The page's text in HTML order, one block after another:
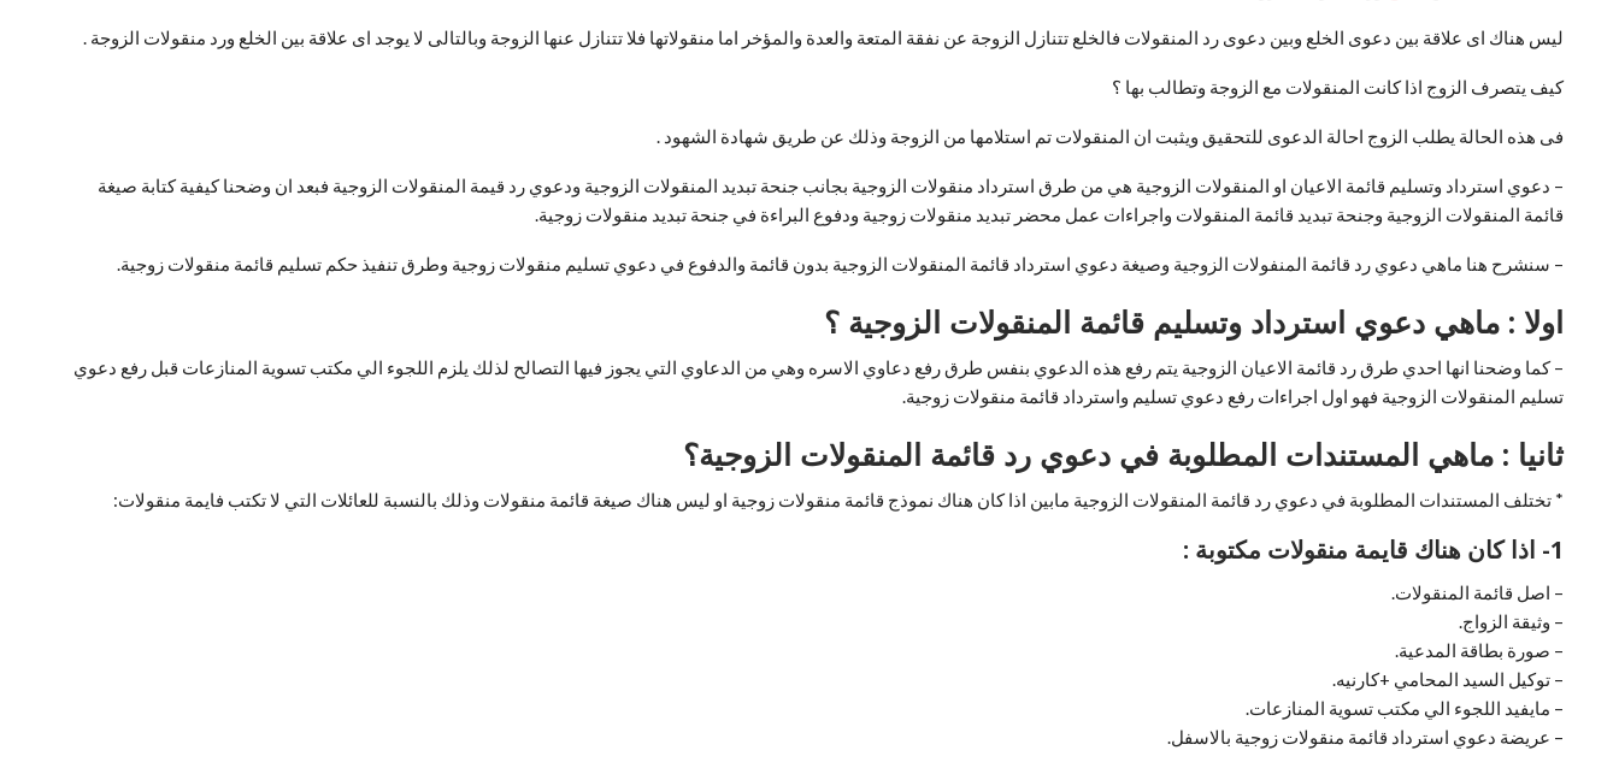
ليس هناك اى علاقة بين دعوى الخلع وبين دعوى رد المنقولات فالخلع تتنازل الزوجة عن نفقة المتعة والعدة والمؤخر اما منقولاتها فلا تتنازل عنها الزوجة وبالتالى لا يوجد اى علاقة بين الخلع ورد منقولات الزوجة .
كيف يتصرف الزوج اذا كانت المنقولات مع الزوجة وتطالب بها ؟
فى هذه الحالة يطلب الزوج احالة الدعوى للتحقيق ويثبت ان المنقولات تم استلامها من الزوجة وذلك عن طريق شهادة الشهود .
– دعوي استرداد وتسليم قائمة الاعيان او المنقولات الزوجية هي من طرق استرداد منقولات الزوجية بجانب جنحة تبديد المنقولات الزوجية ودعوي رد قيمة المنقولات الزوجية فبعد ان وضحنا كيفية كتابة صيغة
قائمة المنقولات الزوجية وجنحة تبديد قائمة المنقولات واجراءات عمل محضر تبديد منقولات زوجية ودفوع البراءة في جنحة تبديد منقولات زوجية.
– سنشرح هنا ماهي دعوي رد قائمة المنفولات الزوجية وصيغة دعوي استرداد قائمة المنقولات الزوجية بدون قائمة والدفوع في دعوي تسليم منقولات زوجية وطرق تنفيذ حكم تسليم قائمة منقولات زوجية.
اولا : ماهي دعوي استرداد وتسليم قائمة المنقولات الزوجية ؟
– كما وضحنا انها احدي طرق رد قائمة الاعيان الزوجية يتم رفع هذه الدعوي بنفس طرق رفع دعاوي الاسره وهي من الدعاوي التي يجوز فيها التصالح لذلك يلزم اللجوء الي مكتب تسوية المنازعات قبل رفع دعوي
تسليم المنقولات الزوجية فهو اول اجراءات رفع دعوي تسليم واسترداد قائمة منقولات زوجية.
ثانيا : ماهي المستندات المطلوبة في دعوي رد قائمة المنقولات الزوجية؟
* تختلف المستندات المطلوبة في دعوي رد قائمة المنقولات الزوجية مابين اذا كان هناك نموذج قائمة منقولات زوجية او ليس هناك صيغة قائمة منقولات وذلك بالنسبة للعائلات التي لا تكتب فايمة منقولات:
1- اذا كان هناك قايمة منقولات مكتوبة :
– اصل قائمة المنقولات.
– وثيقة الزواج.
– صورة بطاقة المدعية.
– توكيل السيد المحامي +كارنيه.
– مايفيد اللجوء الي مكتب تسوية المنازعات.
– عريضة دعوي استرداد قائمة منقولات زوجية بالاسفل.